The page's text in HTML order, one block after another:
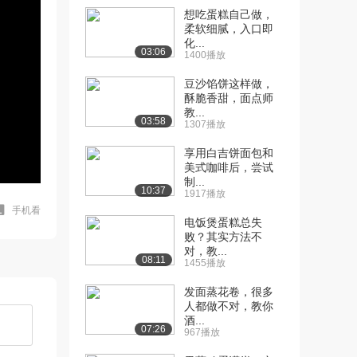
手机看
03:06
想吃蛋糕自己做，
柔软细腻，入口即
化...
1400播放
03:58
豆沙馅饼这样做，
酥脆香甜，面点师
教...
1307播放
10:37
享用白吉饼面包和
美式咖啡后，尝试
制...
1917播放
08:11
电饭煲蛋糕总失
败？其实方法不
对，教...
1455播放
07:26
发面蒸花卷，很多
人都做不对，教你
酒...
967播放